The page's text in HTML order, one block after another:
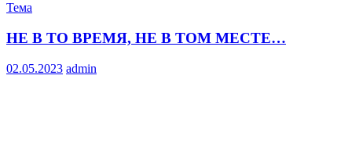
Тема
НЕ В ТО ВРЕМЯ, НЕ В ТОМ МЕСТЕ…
02.05.2023 admin